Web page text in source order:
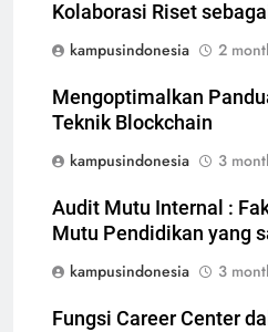
Kolaborasi Riset
kampusindonesia
2
Mengoptimalkan
Teknik Blockchain
kampusindonesia
3
Audit Mutu Internal :
Mutu Pendidikan yang
kampusindonesia
3
Fungsi Career Center